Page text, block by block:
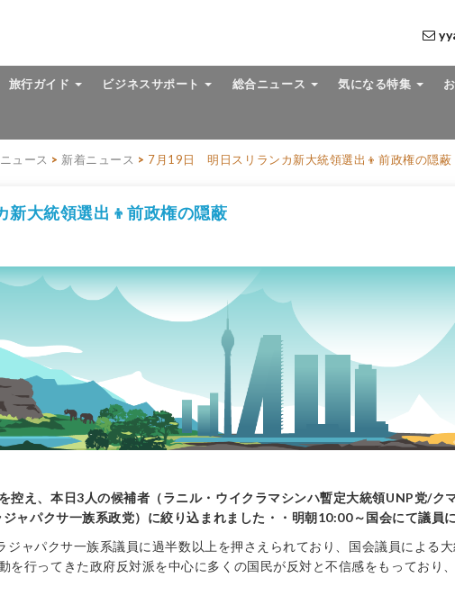
旅行ガイド ビジネスサポート 総合ニュース 気になる特集
ュース > 新着ニュース > 7月19日 明日スリランカ新大統領選出👦前政権の隠蔽
大統領選出👦前政権の隠蔽
控え、本日3人の候補者（ラニル・ウイクラマシンハ暫定大統領UNP党/
ャパクサ一族系政党）に絞り込まれました・・明朝10:00～国会にて議員
ジャパクサ一族系議員に過半数以上を押さえられており、国会議員による
を行ってきた政府反対派を中心に多くの国民が反対と不信感をもっており